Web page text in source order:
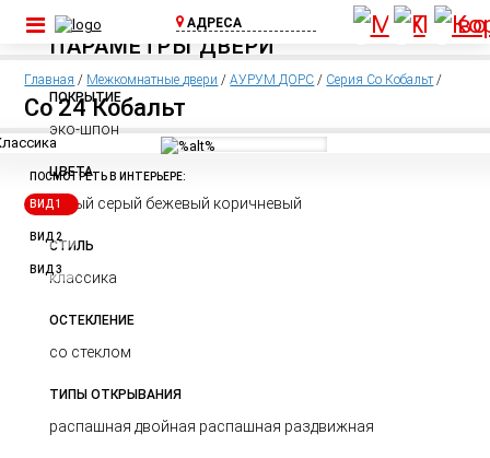
АДРЕСА
ул. Шоссейная, д.
1А, пос. Бугры
(Съезд с КАД)
75
2 этаж
Главная / Межкомнатные двери /АУРУМ ДОРС / Серия Co Кобальт/
Co 24 Кобальт
ПОСМОТРЕТЬ В ИНТЕРЬЕРЕ:
ВИД 1
ВИД 2
ВИД 3
ПАРАМЕТРЫ ДВЕРИ
ПОКРЫТИЕ
эко-шпон
ЦВЕТА
белый серый бежевый коричневый
СТИЛЬ
классика
ОСТЕКЛЕНИЕ
со стеклом
ТИПЫ ОТКРЫВАНИЯ
распашная двойная распашная раздвижная